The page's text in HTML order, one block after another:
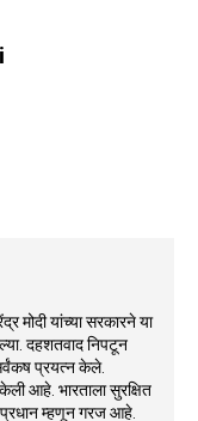
मोदी यांच्या सरकारने या
दहशतवाद निपटून
प्रयत्न केले.
केली आहे. भारताला सुरक्षित
म्हणून गरज आहे.